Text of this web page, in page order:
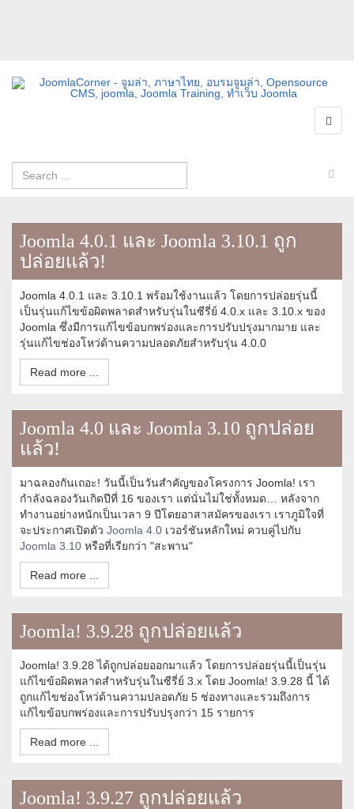
Joomla 4.0.1 และ Joomla 3.10.1 ถูก
ปล่อยแล้ว!
Joomla 4.0.1 และ 3.10.1 พร้อมใช้งานแล้ว โดยการปล่อยรุ่นนี้
เป็นรุ่นแก้ไขข้อผิดพลาดสำหรับรุ่นในซีรี่ย์ 4.0.x และ 3.10.x ของ
Joomla ซึ่งมีการแก้ไขข้อบกพร่องและการปรับปรุงมากมาย และ
รุ่นแก้ไขช่องโหว่ด้านความปลอดภัยสำหรับรุ่น 4.0.0
Read more ...
Joomla 4.0 และ Joomla 3.10 ถูกปล่อย
แล้ว!
มาฉลองกันเถอะ! วันนี้เป็นวันสำคัญของโครงการ Joomla! เรา
กำลังฉลองวันเกิดปีที่ 16 ของเรา แต่นั่นไม่ใช่ทั้งหมด… หลังจาก
ทำงานอย่างหนักเป็นเวลา 9 ปีโดยอาสาสมัครของเรา เราภูมิใจที่
จะประกาศเปิดตัว Joomla 4.0 เวอร์ชันหลักใหม่ ควบคู่ไปกับ
Joomla 3.10 หรือที่เรียกว่า "สะพาน"
Read more ...
Joomla! 3.9.28 ถูกปล่อยแล้ว
Joomla! 3.9.28 ได้ถูกปล่อยออกมาแล้ว โดยการปล่อยรุ่นนี้เป็นรุ่น
แก้ไขข้อผิดพลาดสำหรับรุ่นในซีรี่ย์ 3.x โดย Joomla! 3.9.28 นี้ ได้
ถูกแก้ไขช่องโหว่ด้านความปลอดภัย 5 ช่องทางและรวมถึงการ
แก้ไขข้อบกพร่องและการปรับปรุงกว่า 15 รายการ
Read more ...
Joomla! 3.9.27 ถูกปล่อยแล้ว